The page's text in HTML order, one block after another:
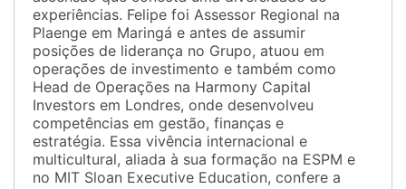
experiências. Felipe foi Assessor Regional na
Plaenge em Maringá e antes de assumir
posições de liderança no Grupo, atuou em
operações de investimento e também como
Head de Operações na Harmony Capital
Investors em Londres, onde desenvolveu
competências em gestão, finanças e
estratégia. Essa vivência internacional e
multicultural, aliada à sua formação na ESPM e
no MIT Sloan Executive Education, confere a